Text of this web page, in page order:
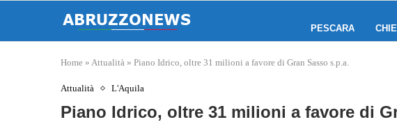
PESCARA
Home » Attualità » Piano Idrico, oltre 31 milioni a favore di Gran Sasso s.p.a.
Attualità L'Aquila
Piano Idrico, oltre 31 milioni a favore di